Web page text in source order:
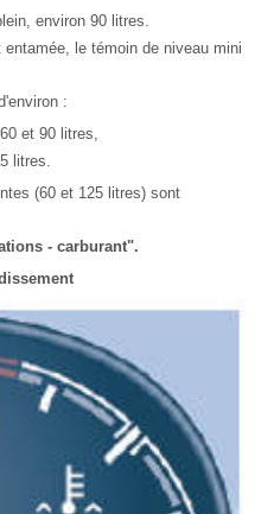
environ 90 litres.
le témoin de niveau mini
:
et 90 litres,
litres.
(60 et 125 litres) sont
- carburant".